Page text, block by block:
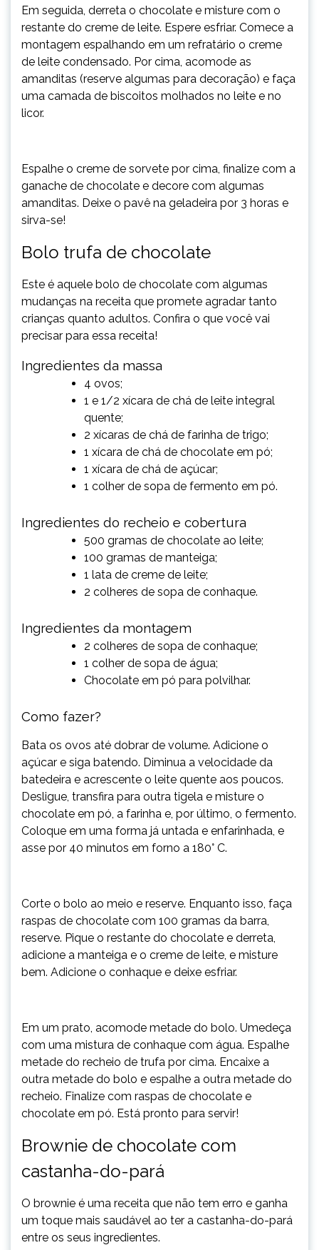
Em seguida, derreta o chocolate e misture com o
restante do creme de leite. Espere esfriar. Comece a
montagem espalhando em um refratário o creme
de leite condensado. Por cima, acomode as
amanditas (reserve algumas para decoração) e faça
uma camada de biscoitos molhados no leite e no
licor.
Espalhe o creme de sorvete por cima, finalize com a
ganache de chocolate e decore com algumas
amanditas. Deixe o pavê na geladeira por 3 horas e
sirva-se!
Bolo trufa de chocolate
Este é aquele bolo de chocolate com algumas
mudanças na receita que promete agradar tanto
crianças quanto adultos. Confira o que você vai
precisar para essa receita!
Ingredientes da massa
4 ovos;
1 e 1/2 xícara de chá de leite integral
quente;
2 xícaras de chá de farinha de trigo;
1 xícara de chá de chocolate em pó;
1 xícara de chá de açúcar;
1 colher de sopa de fermento em pó.
Ingredientes do recheio e cobertura
500 gramas de chocolate ao leite;
100 gramas de manteiga;
1 lata de creme de leite;
2 colheres de sopa de conhaque.
Ingredientes da montagem
2 colheres de sopa de conhaque;
1 colher de sopa de água;
Chocolate em pó para polvilhar.
Como fazer?
Bata os ovos até dobrar de volume. Adicione o
açúcar e siga batendo. Diminua a velocidade da
batedeira e acrescente o leite quente aos poucos.
Desligue, transfira para outra tigela e misture o
chocolate em pó, a farinha e, por último, o fermento.
Coloque em uma forma já untada e enfarinhada, e
asse por 40 minutos em forno a 180° C.
Corte o bolo ao meio e reserve. Enquanto isso, faça
raspas de chocolate com 100 gramas da barra,
reserve. Pique o restante do chocolate e derreta,
adicione a manteiga e o creme de leite, e misture
bem. Adicione o conhaque e deixe esfriar.
Em um prato, acomode metade do bolo. Umedeça
com uma mistura de conhaque com água. Espalhe
metade do recheio de trufa por cima. Encaixe a
outra metade do bolo e espalhe a outra metade do
recheio. Finalize com raspas de chocolate e
chocolate em pó. Está pronto para servir!
Brownie de chocolate com
castanha-do-pará
O brownie é uma receita que não tem erro e ganha
um toque mais saudável ao ter a castanha-do-pará
entre os seus ingredientes.